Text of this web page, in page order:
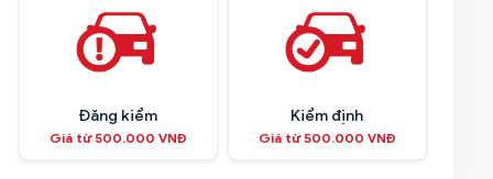
Đăng kiểm
Giá từ 500.000 VNĐ
Kiểm định
Giá từ 500.000 VNĐ